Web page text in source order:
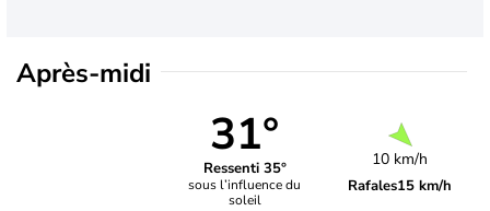
Après-midi
31°
Ressenti 35°
sous l’influence du
soleil
10 km/h
Rafales15 km/h